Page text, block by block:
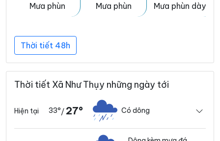
Mưa phùn
Mưa phùn
Mưa phùn dày
Thời tiết 48h
Thời tiết Xã Như Thụy những ngày tới
Hiện tại 33°/ 27° Có dông